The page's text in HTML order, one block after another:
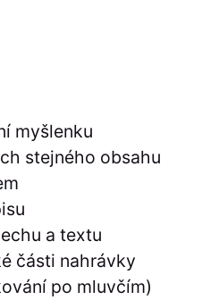
myšlenku
stejného obsahu
a textu
části nahrávky
po mluvčím)